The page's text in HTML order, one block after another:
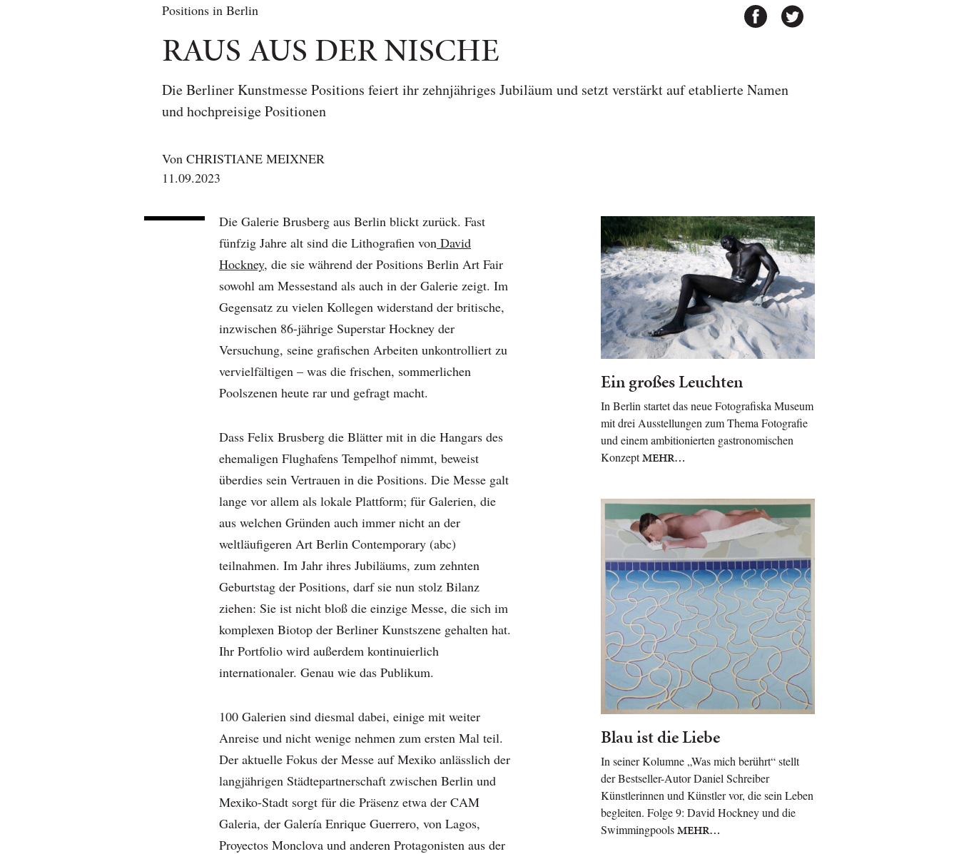
Positions in Berlin
RAUS AUS DER NISCHE
Die Berliner Kunstmesse Positions feiert ihr zehnjähriges Jubiläum und setzt verstärkt auf etablierte Namen
und hochpreisige Positionen
Von CHRISTIANE MEIXNER
11.09.2023
Die Galerie Brusberg aus Berlin blickt zurück. Fast
fünfzig Jahre alt sind die Lithografien von David
Hockney, die sie während der Positions Berlin Art Fair
sowohl am Messestand als auch in der Galerie zeigt. Im
Gegensatz zu vielen Kollegen widerstand der britische,
inzwischen 86-jährige Superstar Hockney der
Versuchung, seine grafischen Arbeiten unkontrolliert zu
vervielfältigen – was die frischen, sommerlichen
Poolszenen heute rar und gefragt macht.
Dass Felix Brusberg die Blätter mit in die Hangars des
ehemaligen Flughafens Tempelhof nimmt, beweist
überdies sein Vertrauen in die Positions. Die Messe galt
lange vor allem als lokale Plattform; für Galerien, die
aus welchen Gründen auch immer nicht an der
weltläufigeren Art Berlin Contemporary (abc)
teilnahmen. Im Jahr ihres Jubiläums, zum zehnten
Geburtstag der Positions, darf sie nun stolz Bilanz
ziehen: Sie ist nicht bloß die einzige Messe, die sich im
komplexen Biotop der Berliner Kunstszene gehalten hat.
Ihr Portfolio wird außerdem kontinuierlich
internationaler. Genau wie das Publikum.
100 Galerien sind diesmal dabei, einige mit weiter
Anreise und nicht wenige nehmen zum ersten Mal teil.
Der aktuelle Fokus der Messe auf Mexiko anlässlich der
langjährigen Städtepartnerschaft zwischen Berlin und
Mexiko-Stadt sorgt für die Präsenz etwa der CAM
Galeria, der Galería Enrique Guerrero, von Lagos,
Proyectos Monclova und anderen Protagonisten aus der
Ein großes Leuchten
In Berlin startet das neue Fotografiska Museum
mit drei Ausstellungen zum Thema Fotografie
und einem ambitionierten gastronomischen
KonzeptMEHR…
Blau ist die Liebe
In seiner Kolumne „Was mich berührt“ stellt
der Bestseller-Autor Daniel Schreiber
Künstlerinnen und Künstler vor, die sein Leben
begleiten. Folge 9: David Hockney und die
SwimmingpoolsMEHR…